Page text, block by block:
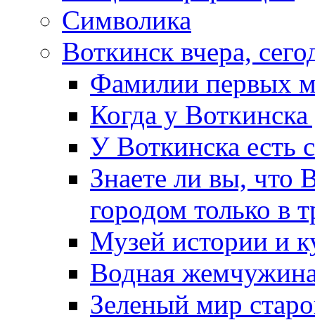
Символика
Воткинск вчера,
Фамилии первых
Когда у
У Воткинска есть
Знаете ли вы, что
городом только в
Музей истории и
Водная
Зеленый мир